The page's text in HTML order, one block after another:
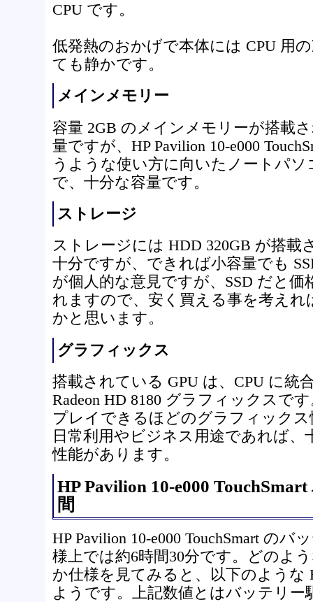
CPU です。
低発熱のおかげで本体には CPU 用
ても静かです。
メインメモリー
容量 2GB のメインメモリーが搭載
量ですが、HP Pavilion 10-e000
うような使い方に向いたノートパ
で、十分な容量です。
ストレージ
ストレージには HDD 320GB が搭載
十分ですが、できれば小容量でも
が個人的な意見ですが、SSD だと
れますので、安く買える事を考えれ
かと思います。
グラフィックス
搭載されている GPU は、CPU に統
Radeon HD 8180 グラフィックスで
プレイできるほどのグラフィック
日常利用やビジネス用途であれば
性能があります。
HP Pavilion 10-e000
間
HP Pavilion 10-e000 TouchSmart のバ
様上では約6時間30分です。どのよ
か仕様を見てみると、以下のような
ようです。上記数値とはバッテリー